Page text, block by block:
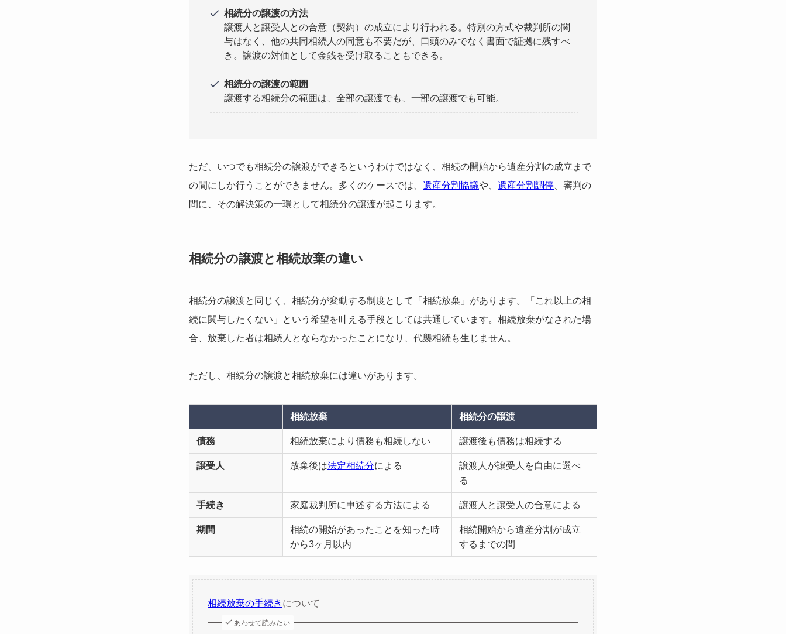
相続分の譲渡の方法
譲渡人と譲受人との合意（契約）の成立により行われる。特別の方式や裁判所の関
与はなく、他の共同相続人の同意も不要だが、口頭のみでなく書面で証拠に残すべ
き。譲渡の対価として金銭を受け取ることもできる。
相続分の譲渡の範囲
譲渡する相続分の範囲は、全部の譲渡でも、一部の譲渡でも可能。
ただ、いつでも相続分の譲渡ができるというわけではなく、相続の開始から遺産分割の成立まで
の間にしか行うことができません。多くのケースでは、 遺産分割協議や、 遺産分割調停 、審判の
間に、その解決策の一環として相続分の譲渡が起こります。
相続分の譲渡と相続放棄の違い
相続分の譲渡と同じく、相続分が変動する制度として「相続放棄」があります。「これ以上の相
続に関与したくない」という希望を叶える手段としては共通しています。相続放棄がなされた場
合、放棄した者は相続人とならなかったことになり、代襲相続も生じません。
ただし、相続分の譲渡と相続放棄には違いがあります。
相続放棄 相続分の譲渡
債務 相続放棄により債務も相続しない 譲渡後も債務は相続する
譲受人 放棄後は法定相続分による
譲渡人が譲受人を自由に選べ
る
手続き 家庭裁判所に申述する方法による 譲渡人と譲受人の合意による
期間
相続の開始があったことを知った時
から3ヶ月以内
相続開始から遺産分割が成立
するまでの間
相続放棄の手続き について
あわせて読みたい